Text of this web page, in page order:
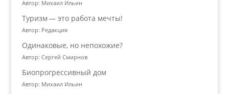
Автор: Михаил Ильин
Туризм — это работа мечты!
Автор: Редакция
Одинаковые, но непохожие?
Автор: Сергей Смирнов
Биопрогрессивный дом
Автор: Михаил Ильин